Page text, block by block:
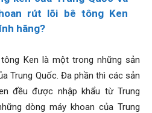
rút lõi bê tông Ken
hãng?
Ken là một trong những sản
Trung Quốc. Đa phần thì các sản
đều được nhập khẩu từ Trung
dòng máy khoan của Trung